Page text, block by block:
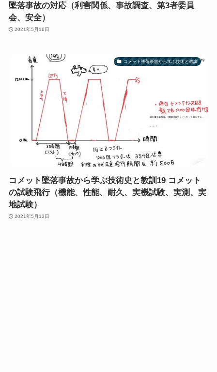
墜落事故の対応（利害関係、事故調査、第3者委員
会、安全）
2021年5月16日
コメット墜落事故から学ぶ技術と教訓
コメット墜落事故から学ぶ技術史と教訓19 コメット
の試験飛行（機能、性能、耐久、実機試験、実測、実
地試験）
2021年5月13日